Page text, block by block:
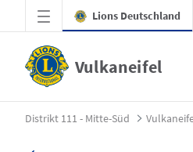
Zum Hauptinhalt springen
Lions Deutschland
Vulkaneifel
Konzert im Regina
Distrikt 111 - Mitte-Süd